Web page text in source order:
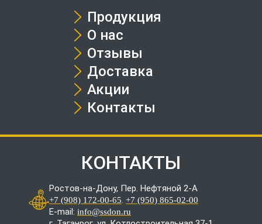
Продукция
О нас
Отзывы
Доставка
Акции
Контакты
КОНТАКТЫ
Ростов-на-Дону, Пер. Нефтяной 2-А
+7 (908) 172-00-65. +7 (950) 865-02-00
E-mail: info@ssdon.ru